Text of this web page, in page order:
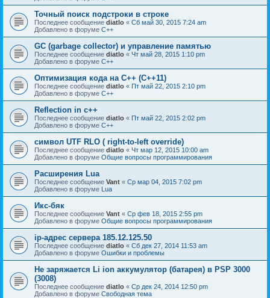
Точный поиск подстроки в строке
Последнее сообщение diatlo « Сб май 30, 2015 7:24 am
Добавлено в форуме C++
GC (garbage collector) и управление памятью
Последнее сообщение diatlo « Чт май 28, 2015 1:10 pm
Добавлено в форуме C++
Оптимизация кода на C++ (C++11)
Последнее сообщение diatlo « Пт май 22, 2015 2:10 pm
Добавлено в форуме C++
Reflection in с++
Последнее сообщение diatlo « Пт май 22, 2015 2:02 pm
Добавлено в форуме C++
символ UTF RLO ( right-to-left override)
Последнее сообщение diatlo « Чт мар 12, 2015 10:00 am
Добавлено в форуме Общие вопросы программирования
Расширения Lua
Последнее сообщение Vant « Ср мар 04, 2015 7:02 pm
Добавлено в форуме Lua
Икс-бяк
Последнее сообщение Vant « Ср фев 18, 2015 2:55 pm
Добавлено в форуме Общие вопросы программирования
ip-адрес сервера 185.12.125.50
Последнее сообщение diatlo « Сб дек 27, 2014 11:53 am
Добавлено в форуме Ошибки и проблемы
Не заряжается Li ion аккумулятор (батарея) в PSP 3000
(3008)
Последнее сообщение diatlo « Ср дек 24, 2014 12:50 pm
Добавлено в форуме Свободная тема